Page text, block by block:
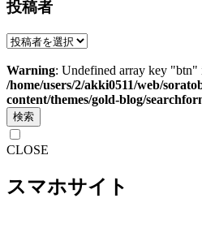
投稿者
Warning: Undefined array key "btn"
/home/users/2/akki0511/web/
content/themes/gold-blog/
検索
CLOSE
スマホサイト